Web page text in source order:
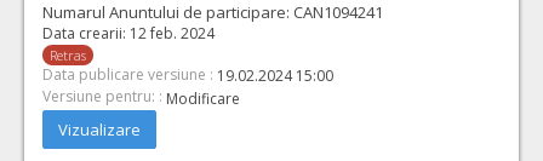
Numarul Anuntului de participare: CAN1094241
Data crearii: 12 feb. 2024
Retras
Data publicare versiune : 19.02.2024 15:00
Versiune pentru: : Modificare
Vizualizare